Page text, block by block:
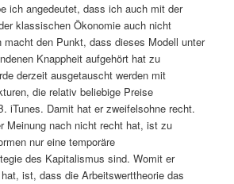
ich angedeutet, dass ich auch mit der
klassischen Ökonomie auch nicht
macht den Punkt, dass dieses Modell unter
Knappheit aufgehört hat zu
derzeit ausgetauscht werden mit
die relativ beliebige Preise
iTunes. Damit hat er zweifelsohne recht.
Meinung nach nicht recht hat, ist zu
nur eine temporäre
des Kapitalismus sind. Womit er
ist, dass die Arbeitswerttheorie das